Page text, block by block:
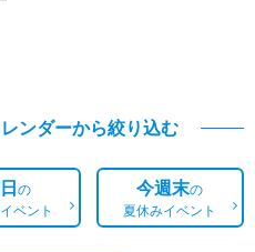
ンダーから絞り込む
の
ベント
今週末の
夏休みイベント